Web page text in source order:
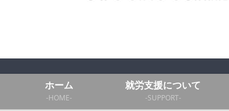
ホーム
-HOME-
就労支援について
-SUPPORT-